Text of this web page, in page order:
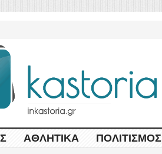
ΑΘΛΗΤΙΚΆ ΠΟΛΙΤΙΣΜΌΣ